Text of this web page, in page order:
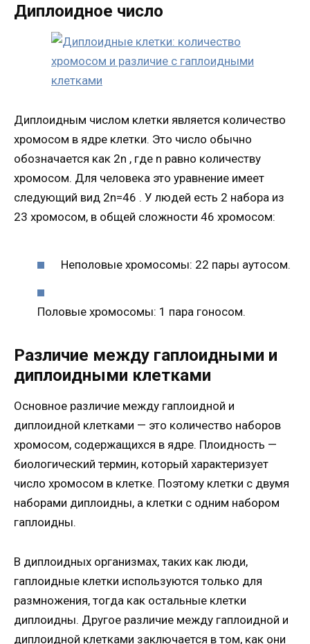
Диплоидное число
Диплоидным числом клетки является количество
хромосом в ядре клетки. Это число обычно
обозначается как 2n , где n равно количеству
хромосом. Для человека это уравнение имеет
следующий вид 2n=46 . У людей есть 2 набора из
23 хромосом, в общей сложности 46 хромосом:
Неполовые хромосомы: 22 пары аутосом.
Половые хромосомы: 1 пара гоносом.
Различие между гаплоидными и
диплоидными клетками
Основное различие между гаплоидной и
диплоидной клетками — это количество наборов
хромосом, содержащихся в ядре. Плоидность —
биологический термин, который характеризует
число хромосом в клетке. Поэтому клетки с двумя
наборами диплоидны, а клетки с одним набором
гаплоидны.
В диплоидных организмах, таких как люди,
гаплоидные клетки используются только для
размножения, тогда как остальные клетки
диплоидны. Другое различие между гаплоидной и
диплоидной клетками заключается в том, как они